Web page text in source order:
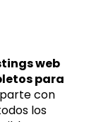
web
para
con
los